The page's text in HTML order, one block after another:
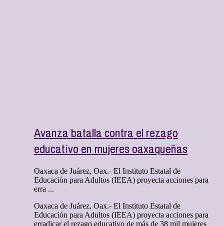
Avanza batalla contra el rezago
educativo en mujeres oaxaqueñas
Oaxaca de Juárez, Oax.- El Instituto Estatal de
Educación para Adultos (IEEA) proyecta acciones para
erra ...
Oaxaca de Juárez, Oax.- El Instituto Estatal de
Educación para Adultos (IEEA) proyecta acciones para
erradicar el rezago educativo de más de 38 mil mujeres